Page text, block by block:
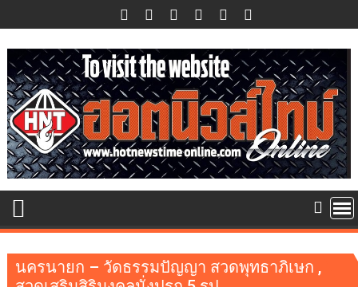
to
content
นครนายก – วัดธรรมปัญญา สวดพุทธาภิเษก ,